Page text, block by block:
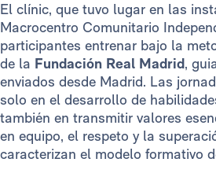
El clínic, que tuvo lugar en las
Macrocentro Comunitario
participantes entrenar bajo la
de la Fundación Real Madrid,
enviados desde Madrid. Las
solo en el desarrollo de
también en transmitir valores
en equipo, el respeto y la
caracterizan el modelo formativo